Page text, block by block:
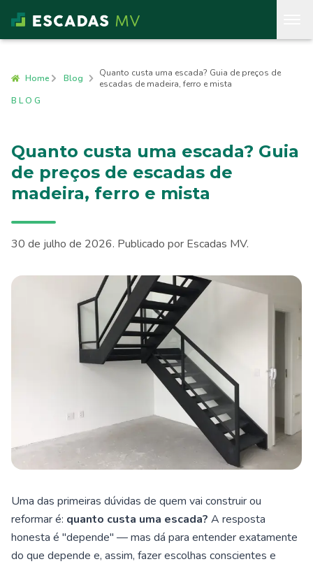
Home Blog
Quanto custa uma escada? Guia de preços de
escadas de madeira, ferro e mista
BLOG
Quanto custa uma escada? Guia
de preços de escadas de
madeira, ferro e mista
30 de julho de 2026. Publicado por Escadas MV.
Uma das primeiras dúvidas de quem vai construir ou
reformar é: quanto custa uma escada? A resposta
honesta é "depende" — mas dá para entender exatamente
do que depende e, assim, fazer escolhas conscientes e